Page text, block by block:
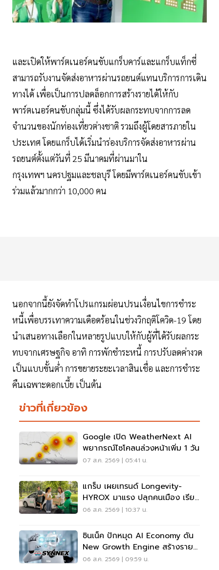
และเปิดให้พาร์ตเนอร์คนขับแกร็บคาร์และแกร็บแท็กซี่
สามารถรับงานจัดส่งอาหารผ่านรถยนต์แทนบริการการเดิน
ทางได้ เพื่อเป็นการปลดล็อกการสร้างรายได้ให้กับ
พาร์ตเนอร์คนขับกลุ่มนี้ ซึ่งได้รับผลกระทบจากการลด
จำนวนของนักท่องเที่ยวต่างชาติ รวมถึงผู้โดยสารภายใน
ประเทศ โดยแกร็บได้เริ่มนำร่องบริการจัดส่งอาหารผ่าน
รถยนต์ตั้งแต่วันที่ 25 มีนาคมที่ผ่านมาใน
กรุงเทพฯ นครปฐมและชลบุรี โดยมีพาร์ตเนอร์คนขับเข้า
ร่วมแล้วมากกว่า 10,000 คน
นอกจากนี้ยังจัดทำโปรแกรมผ่อนปรนเงื่อนไขการชำระ
หนี้เพื่อบรรเทาความเดือดร้อนในช่วงวิกฤติโควิด-19 โดย
นำเสนอทางเลือกในหลายรูปแบบให้กับผู้ที่ได้รับผลกระ
ทบจากเศรษฐกิจ อาทิ การพักชำระหนี้ การปรับลดค่างวด
เป็นแบบขั้นต่ำ การขยายระยะเวลาสินเชื่อ และการชำระ
คืนเฉพาะดอกเบี้ย เป็นต้น
ข่าวที่เกี่ยวข้อง
Google เปิด WeatherNext AI
พยากรณ์ไซโคลนล่วงหน้าเพิ่ม 1 วัน
07 ส.ค. 2569 | 05:41 น.
แกร็บ เผยเทรนด์ Longevity-
HYROX มาแรง ปลุกคนเมือง เรียก
รถไปสวนโต 5 เท่า
06 ส.ค. 2569 | 10:37 น.
ซินเน็ค ปักหมุด AI Economy ดัน
New Growth Engine สร้างราย
ได้ประจำ
06 ส.ค. 2569 | 09:59 น.